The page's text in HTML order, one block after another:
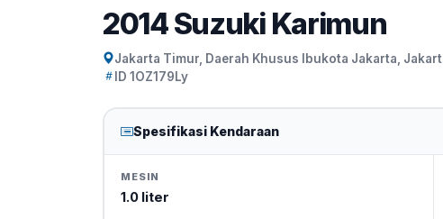
2014 Suzuki Karimun
Jakarta Timur, Daerah Khusus Ibukota Jakarta,
ID 1OZ179Ly
Spesifikasi Kendaraan
MESIN
1.0 liter